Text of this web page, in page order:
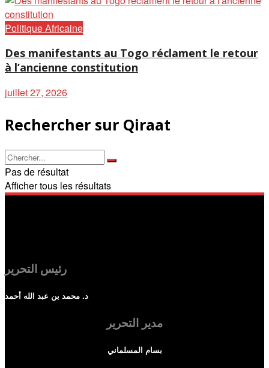
Politique Africaine
Des manifestants au Togo réclament le retour
à l’ancienne constitution
juillet 27, 2026
Rechercher sur Qiraat
Pas de résultat
Afficher tous les résultats
رئيس التحرير
د. محمد بن عبد الله أحمد
مدير التحرير
بسام المسلماني